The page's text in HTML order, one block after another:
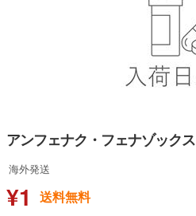
アンフェナク・フェナゾックス
海外発送
¥1
送料無料